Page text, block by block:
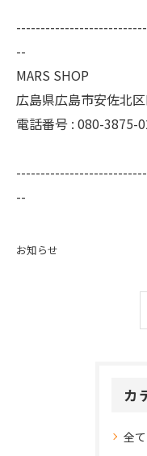
--
MARS SHOP
広島県広島市安佐北
電話番号 : 080-3875-
--
お知らせ
カ
全